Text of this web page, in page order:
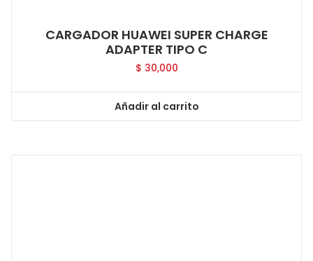
CARGADOR HUAWEI SUPER CHARGE
ADAPTER TIPO C
$ 30,000
Añadir al carrito